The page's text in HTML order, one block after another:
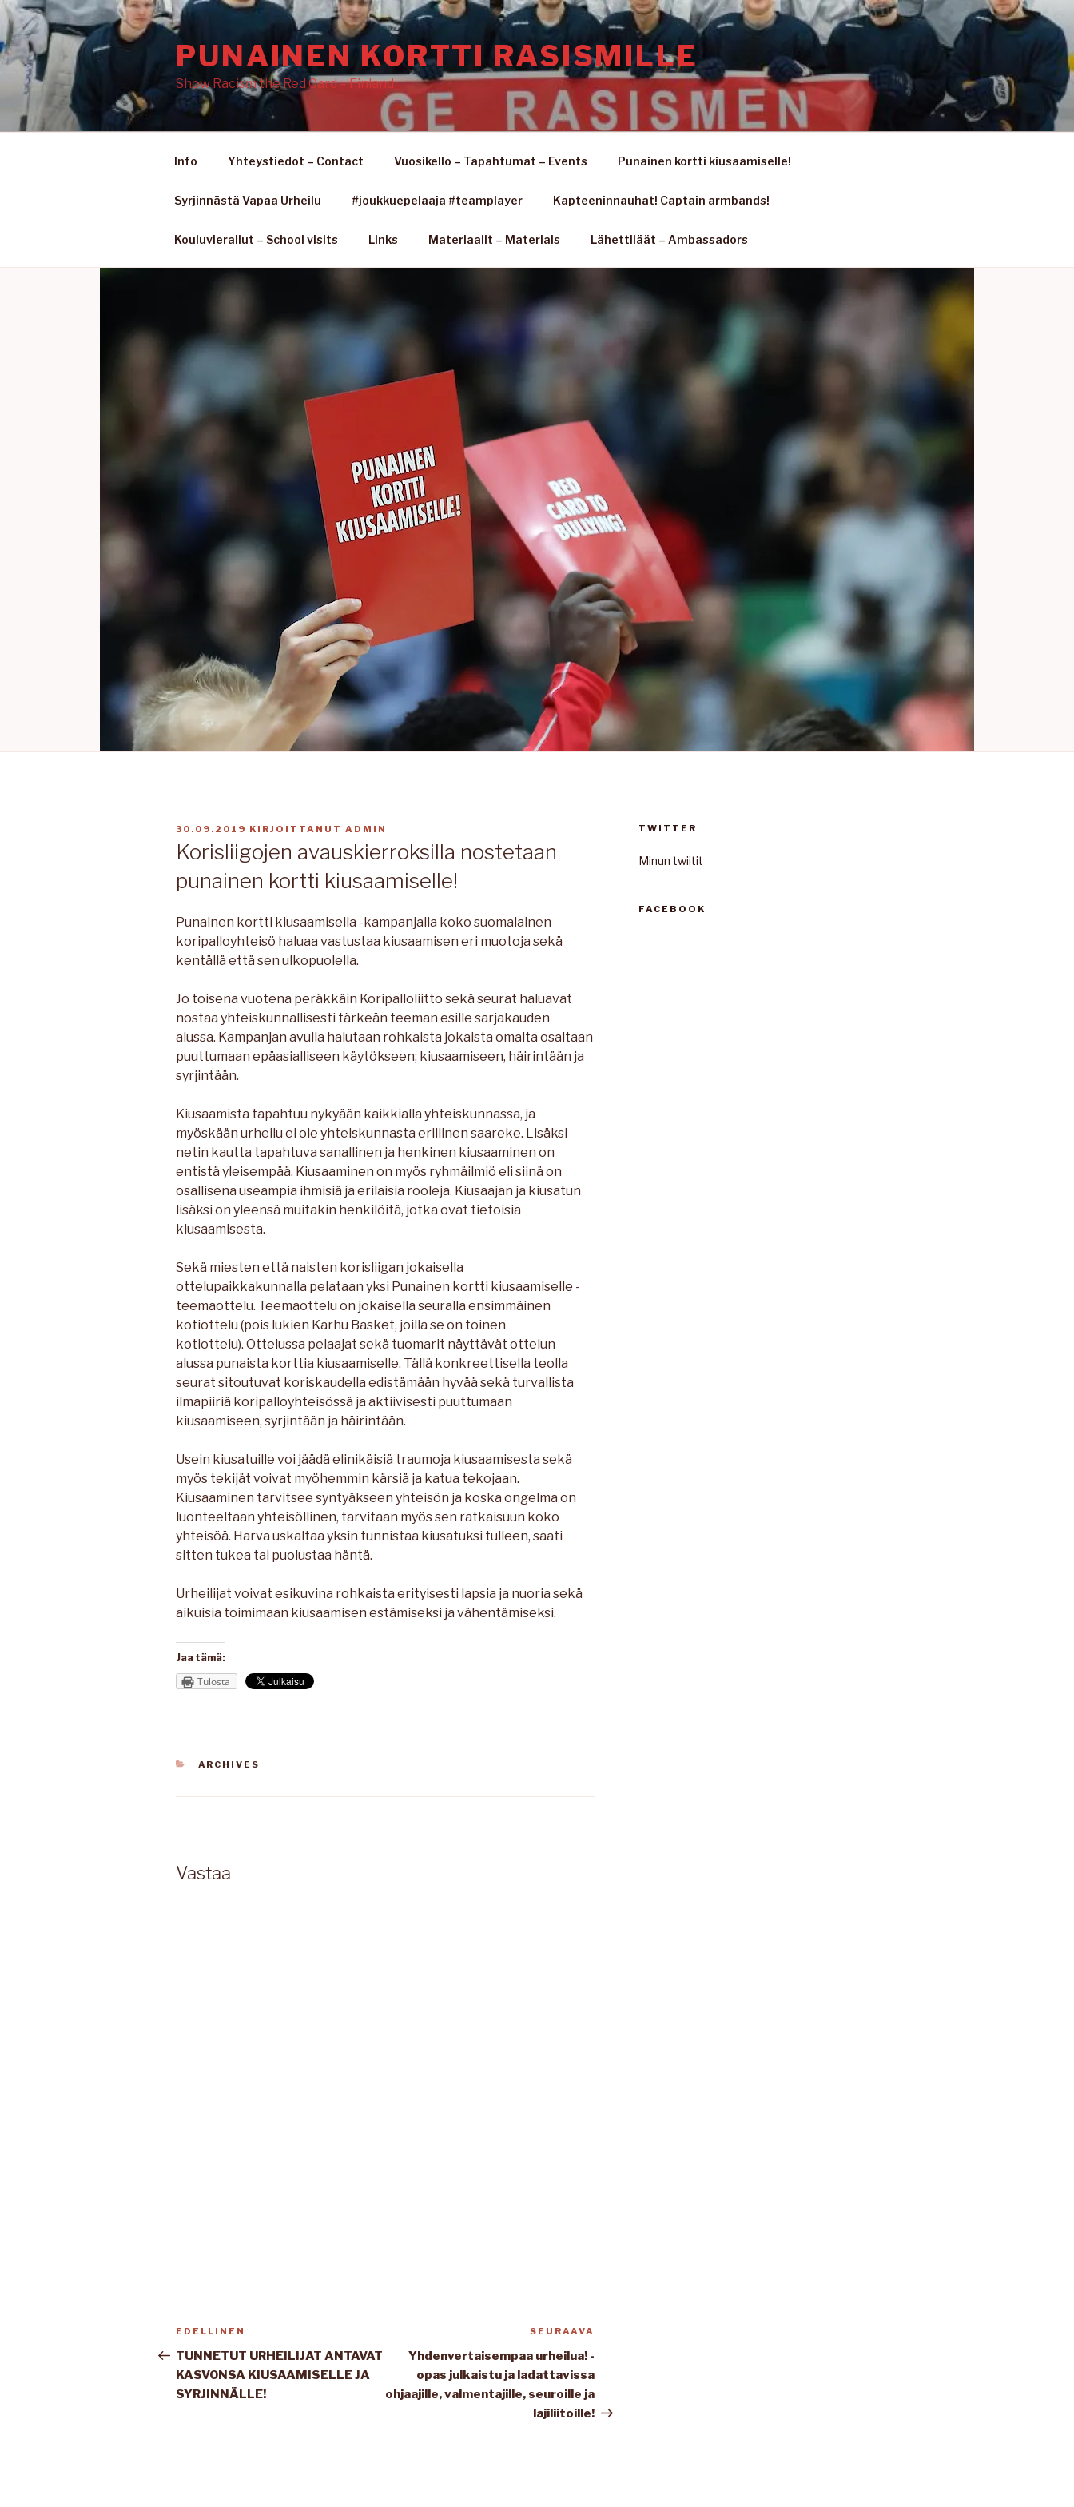
Siirry
sisältöön
PUNAINEN KORTTI RASISMILLE
Show Racism the Red Card – Finland
Info Yhteystiedot – Contact Vuosikello – Tapahtumat – Events Punainen kortti kiusaamiselle!
Syrjinnästä Vapaa Urheilu #joukkuepelaaja #teamplayer Kapteeninnauhat! Captain armbands!
Kouluvierailut – School visits Links Materiaalit – Materials Lähettiläät – Ambassadors
JULKAISTU
30.09.2019 KIRJOITTANUT ADMIN
Korisliigojen avauskierroksilla nostetaan
punainen kortti kiusaamiselle!
Punainen kortti kiusaamisella -kampanjalla koko suomalainen
koripalloyhteisö haluaa vastustaa kiusaamisen eri muotoja sekä
kentällä että sen ulkopuolella.
Jo toisena vuotena peräkkäin Koripalloliitto sekä seurat haluavat
nostaa yhteiskunnallisesti tärkeän teeman esille sarjakauden
alussa. Kampanjan avulla halutaan rohkaista jokaista omalta osaltaan
puuttumaan epäasialliseen käytökseen; kiusaamiseen, häirintään ja
syrjintään.
Kiusaamista tapahtuu nykyään kaikkialla yhteiskunnassa, ja
myöskään urheilu ei ole yhteiskunnasta erillinen saareke. Lisäksi
netin kautta tapahtuva sanallinen ja henkinen kiusaaminen on
entistä yleisempää. Kiusaaminen on myös ryhmäilmiö eli siinä on
osallisena useampia ihmisiä ja erilaisia rooleja. Kiusaajan ja kiusatun
lisäksi on yleensä muitakin henkilöitä, jotka ovat tietoisia
kiusaamisesta.
Sekä miesten että naisten korisliigan jokaisella
ottelupaikkakunnalla pelataan yksi Punainen kortti kiusaamiselle -
teemaottelu. Teemaottelu on jokaisella seuralla ensimmäinen
kotiottelu (pois lukien Karhu Basket, joilla se on toinen
kotiottelu). Ottelussa pelaajat sekä tuomarit näyttävät ottelun
alussa punaista korttia kiusaamiselle. Tällä konkreettisella teolla
seurat sitoutuvat koriskaudella edistämään hyvää sekä turvallista
ilmapiiriä koripalloyhteisössä ja aktiivisesti puuttumaan
kiusaamiseen, syrjintään ja häirintään.
Usein kiusatuille voi jäädä elinikäisiä traumoja kiusaamisesta sekä
myös tekijät voivat myöhemmin kärsiä ja katua tekojaan.
Kiusaaminen tarvitsee syntyäkseen yhteisön ja koska ongelma on
luonteeltaan yhteisöllinen, tarvitaan myös sen ratkaisuun koko
yhteisöä. Harva uskaltaa yksin tunnistaa kiusatuksi tulleen, saati
sitten tukea tai puolustaa häntä.
Urheilijat voivat esikuvina rohkaista erityisesti lapsia ja nuoria sekä
aikuisia toimimaan kiusaamisen estämiseksi ja vähentämiseksi.
Jaa tämä:
Tulosta
KATEGORIAT
ARCHIVES
Vastaa
Artikkelien
selaus
Edellinen
artikkeli
EDELLINEN
TUNNETUT URHEILIJAT ANTAVAT
KASVONSA KIUSAAMISELLE JA
SYRJINNÄLLE!
SEURAAVA
Yhdenvertaisempaa urheilua! -
opas julkaistu ja ladattavissa
ohjaajille, valmentajille, seuroille ja
lajiliitoille!
TWITTER
Minun twiitit
FACEBOOK